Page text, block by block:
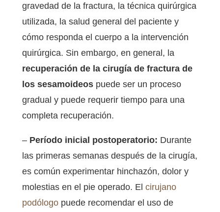
gravedad de la fractura, la técnica quirúrgica
utilizada, la salud general del paciente y
cómo responda el cuerpo a la intervención
quirúrgica. Sin embargo, en general, la
recuperación de la cirugía de fractura de
los sesamoideospuede ser un proceso
gradual y puede requerir tiempo para una
completa recuperación.
– Período inicial postoperatorio: Durante
las primeras semanas después de la cirugía,
es común experimentar hinchazón, dolor y
molestias en el pie operado. El cirujano
podólogopuede recomendar el uso de